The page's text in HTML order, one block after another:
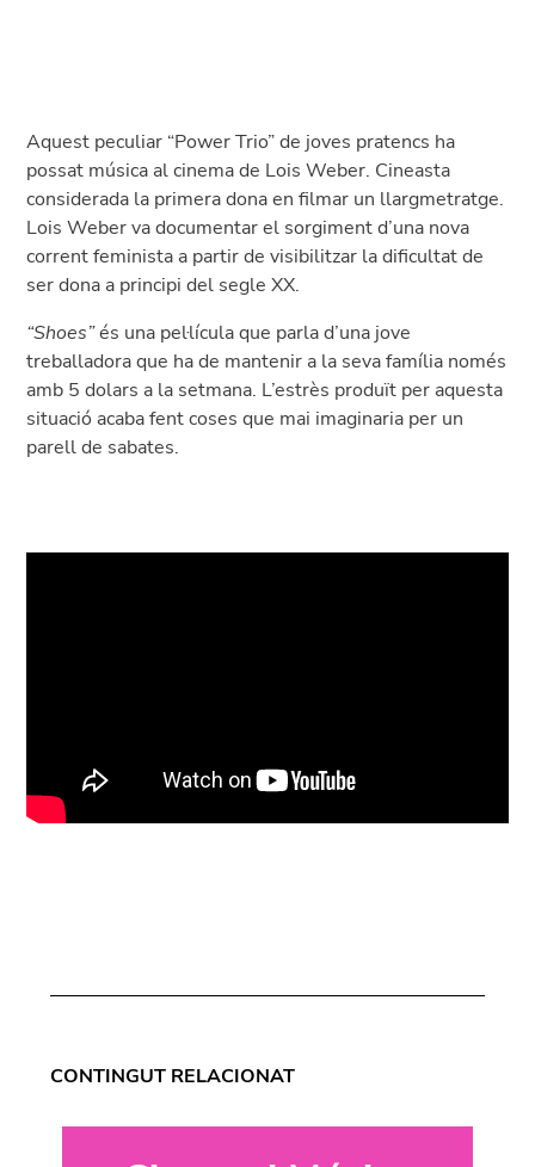
Aquest peculiar “Power Trio” de joves pratencs ha
possat música al cinema de Lois Weber. Cineasta
considerada la primera dona en filmar un llargmetratge.
Lois Weber va documentar el sorgiment d’una nova
corrent feminista a partir de visibilitzar la dificultat de
ser dona a principi del segle XX.
“Shoes”és una pel·lícula que parla d’una jove
treballadora que ha de mantenir a la seva família només
amb 5 dolars a la setmana. L’estrès produït per aquesta
situació acaba fent coses que mai imaginaria per un
parell de sabates.
CONTINGUT RELACIONAT